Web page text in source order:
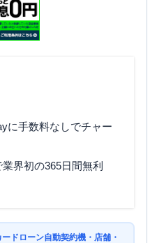
に手数料なしでチャー
界初の365日間無利
ドローン自動契約機・店舗・